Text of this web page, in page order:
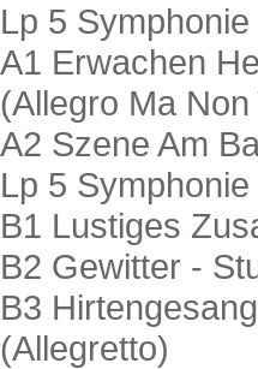
Lp 5 Symphonie
A1 Erwachen
(Allegro Ma Non
A2 Szene Am
Lp 5 Symphonie
B1 Lustiges
B2 Gewitter -
B3
(Allegretto)